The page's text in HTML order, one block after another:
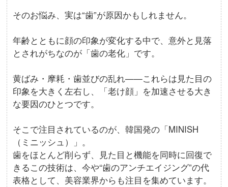
そのお悩み、実は“歯”が原因かもしれません。
年齢とともに顔の印象が変化する中で、意外と見落
とされがちなのが「歯の老化」です。
黄ばみ・摩耗・歯並びの乱れ——これらは見た目の
印象を大きく左右し、「老け顔」を加速させる大き
な要因のひとつです。
そこで注目されているのが、韓国発の「MINISH
（ミニッシュ）」。
歯をほとんど削らず、見た目と機能を同時に回復で
きるこの技術は、今や“歯のアンチエイジング”の代
表格として、美容業界からも注目を集めています。